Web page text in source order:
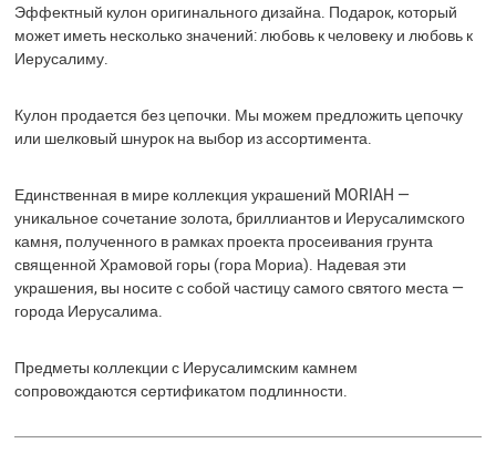
Эффектный кулон оригинального дизайна. Подарок, который
может иметь несколько значений: любовь к человеку и любовь к
Иерусалиму.
Кулон продается без цепочки. Мы можем предложить цепочку
или шелковый шнурок на выбор из ассортимента.
Единственная в мире коллекция украшений MORIAH —
уникальное сочетание золота, бриллиантов и Иерусалимского
камня, полученного в рамках проекта просеивания грунта
священной Храмовой горы (гора Мориа). Надевая эти
украшения, вы носите с собой частицу самого святого места —
города Иерусалима.
Предметы коллекции с Иерусалимским камнем
сопровождаются сертификатом подлинности.